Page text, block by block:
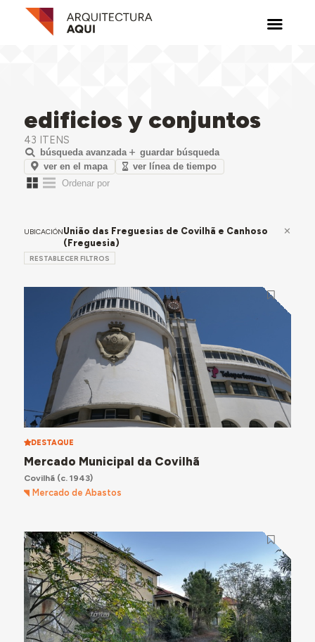
edificios y conjuntos
43 ITENS
búsqueda avanzada
guardar búsqueda
ver en el mapa
ver línea de tiempo
UBICACIÓNUnião das Freguesias de Covilhã e Canhoso
(Freguesia)
RESTABLECER FILTROS
DESTAQUE
Mercado Municipal da Covilhã
Covilhã(c. 1943)
Mercado de Abastos